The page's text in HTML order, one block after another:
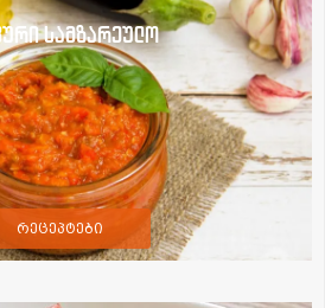
სამზარეულო
რეცეპტები